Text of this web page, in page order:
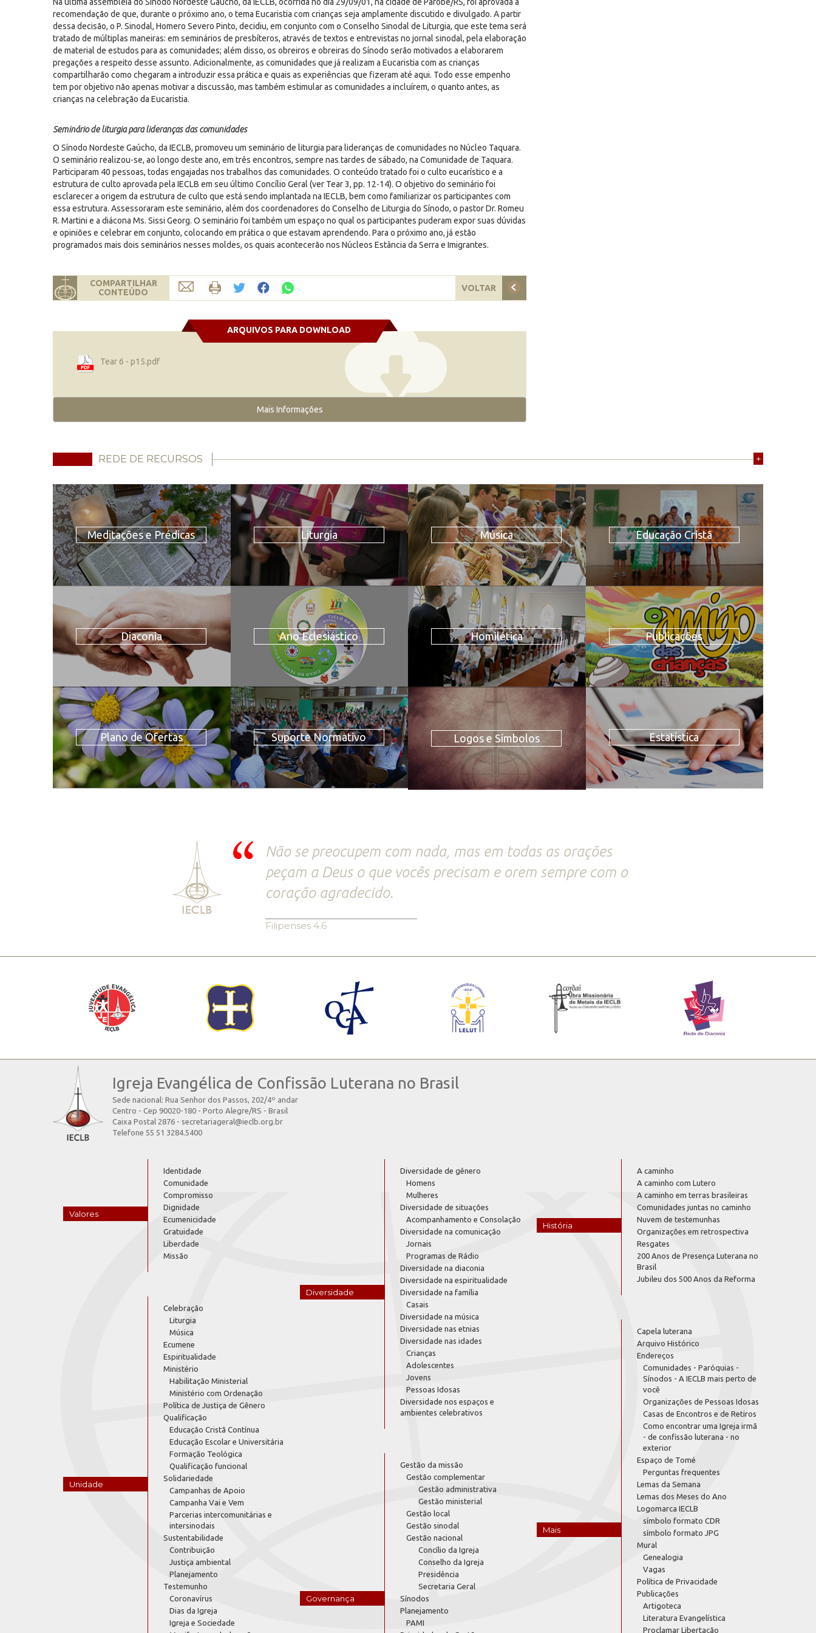
recomendação de que, durante o próximo ano, o tema Eucaristia com crianças seja amplamente discutido e divulgado. A partir
dessa decisão, o P. Sinodal, Homero Severo Pinto, decidiu, em conjunto com o Conselho Sinodal de Liturgia, que este tema será
tratado de múltiplas maneiras: em seminários de presbíteros, através de textos e entrevistas no jornal sinodal, pela elaboração
de material de estudos para as comunidades; além disso, os obreiros e obreiras do Sínodo serão motivados a elaborarem
pregações a respeito desse assunto. Adicionalmente, as comunidades que já realizam a Eucaristia com as crianças
compartilharão como chegaram a introduzir essa prática e quais as experiências que fizeram até aqui. Todo esse empenho
tem por objetivo não apenas motivar a discussão, mas também estimular as comunidades a incluírem, o quanto antes, as
crianças na celebração da Eucaristia.
Seminário de liturgia para lideranças das comunidades
O Sínodo Nordeste Gaúcho, da IECLB, promoveu um seminário de liturgia para lideranças de comunidades no Núcleo Taquara.
O seminário realizou-se, ao longo deste ano, em três encontros, sempre nas tardes de sábado, na Comunidade de Taquara.
Participaram 40 pessoas, todas engajadas nos trabalhos das comunidades. O conteúdo tratado foi o culto eucarístico e a
estrutura de culto aprovada pela IECLB em seu último Concílio Geral (ver Tear 3, pp. 12-14). O objetivo do seminário foi
esclarecer a origem da estrutura de culto que está sendo implantada na IECLB, bem como familiarizar os participantes com
essa estrutura. Assessoraram este seminário, além dos coordenadores do Conselho de Liturgia do Sínodo, o pastor Dr. Romeu
R. Martini e a diácona Ms. Sissi Georg. O seminário foi também um espaço no qual os participantes puderam expor suas dúvidas
e opiniões e celebrar em conjunto, colocando em prática o que estavam aprendendo. Para o próximo ano, já estão
programados mais dois seminários nesses moldes, os quais acontecerão nos Núcleos Estância da Serra e Imigrantes.
COMPARTILHAR
CONTEÚDO
VOLTAR
ARQUIVOS PARA DOWNLOAD
Tear 6 - p15.pdf
Mais Informações
REDE DE RECURSOS +
Meditações e Prédicas Liturgia Música Educação Cristã
Diaconia Ano Eclesiástico Homilética Publicações
Plano de Ofertas Suporte Normativo Logos e Símbolos Estatística
Não se preocupem com nada, mas em todas as orações
peçam a Deus o que vocês precisam e orem sempre com o
coração agradecido.
Filipenses 4.6
Igreja Evangélica de Confissão Luterana no Brasil
Sede nacional: Rua Senhor dos Passos, 202/4º andar
Centro - Cep 90020-180 - Porto Alegre/RS - Brasil
Caixa Postal 2876 - secretariageral@ieclb.org.br
Telefone 55 51 3284.5400
Valores
Identidade
Comunidade
Compromisso
Dignidade
Ecumenicidade
Gratuidade
Liberdade
Missão
Unidade
Celebração
Liturgia
Música
Ecumene
Espiritualidade
Ministério
Habilitação Ministerial
Ministério com Ordenação
Política de Justiça de Gênero
Qualificação
Educação Cristã Contínua
Educação Escolar e Universitária
Formação Teológica
Qualificação funcional
Solidariedade
Campanhas de Apoio
Campanha Vai e Vem
Parcerias intercomunitárias e
intersinodais
Sustentabilidade
Contribuição
Justiça ambiental
Planejamento
Testemunho
Coronavírus
Dias da Igreja
Igreja e Sociedade
Diversidade
Diversidade de gênero
Homens
Mulheres
Diversidade de situações
Acompanhamento e Consolação
Diversidade na comunicação
Jornais
Programas de Rádio
Diversidade na diaconia
Diversidade na espiritualidade
Diversidade na família
Casais
Diversidade na música
Diversidade nas etnias
Diversidade nas idades
Crianças
Adolescentes
Jovens
Pessoas Idosas
Diversidade nos espaços e
ambientes celebrativos
Governança
Gestão da missão
Gestão complementar
Gestão administrativa
Gestão ministerial
Gestão local
Gestão sinodal
Gestão nacional
Concílio da Igreja
Conselho da Igreja
Presidência
Secretaria Geral
Sínodos
Planejamento
PAMI
História
A caminho
A caminho com Lutero
A caminho em terras brasileiras
Comunidades juntas no caminho
Nuvem de testemunhas
Organizações em retrospectiva
Resgates
200 Anos de Presença Luterana no
Brasil
Jubileu dos 500 Anos da Reforma
Mais
Capela luterana
Arquivo Histórico
Endereços
Comunidades - Paróquias -
Sínodos - A IECLB mais perto de
você
Organizações de Pessoas Idosas
Casas de Encontros e de Retiros
Como encontrar uma Igreja irmã
- de confissão luterana - no
exterior
Espaço de Tomé
Perguntas frequentes
Lemas da Semana
Lemas dos Meses do Ano
Logomarca IECLB
símbolo formato CDR
símbolo formato JPG
Mural
Genealogia
Vagas
Política de Privacidade
Publicações
Artigoteca
Literatura Evangelística
Proclamar Libertação